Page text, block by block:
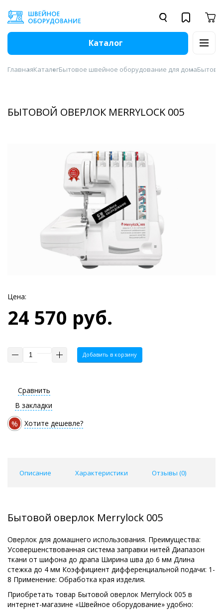
Каталог
ГлавнаяКаталогБытовое швейное оборудование для дома
БЫТОВОЙ ОВЕРЛОК MERRYLOCK 005
Цена:
24 570 руб.
Добавить в корзину
Сравнить
В закладки
% Хотите дешевле?
Описание Характеристики Отзывы (0)
Бытовой оверлок Merrylock 005
Оверлок для домашнего использования. Преимущества:
Усовершенствованная система заправки нитей Диапазон
ткани от шифона до драпа Ширина шва до 6 мм Длина
стежка до 4 мм Коэффициент дифференциальной подачи: 1-
8 Применение: Обработка края изделия.
Приобретать товар Бытовой оверлок Merrylock 005 в
интернет-магазине «Швейное оборудование» удобно: